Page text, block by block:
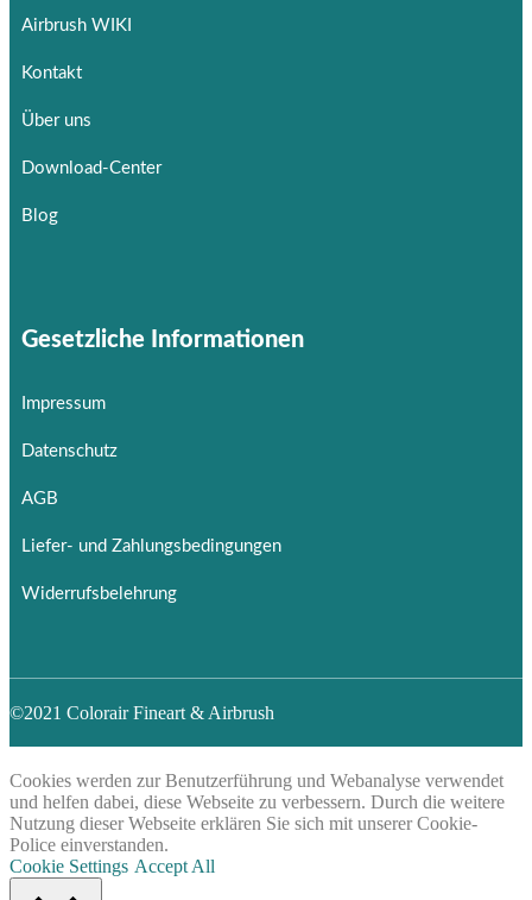
Airbrush WIKI
Kontakt
Über uns
Download-Center
Blog
Gesetzliche Informationen
Impressum
Datenschutz
AGB
Liefer- und Zahlungsbedingungen
Widerrufsbelehrung
©2021 Colorair Fineart & Airbrush
Cookies werden zur Benutzerführung und Webanalyse verwendet
und helfen dabei, diese Webseite zu verbessern. Durch die weitere
Nutzung dieser Webseite erklären Sie sich mit unserer Cookie-
Police einverstanden.
Cookie Settings Accept All